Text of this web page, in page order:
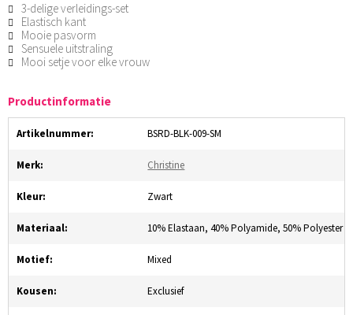
3-delige verleidings-set
Elastisch kant
Mooie pasvorm
Sensuele uitstraling
Mooi setje voor elke vrouw
Productinformatie
Artikelnummer: BSRD-BLK-009-SM
Merk: Christine
Kleur: Zwart
Materiaal: 10% Elastaan, 40% Polyamide, 50% Polyester
Motief: Mixed
Kousen: Exclusief